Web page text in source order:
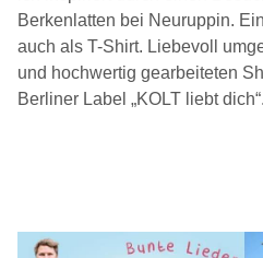
Berkenlatten bei Neuruppin.
auch als T-Shirt. Liebevoll
und hochwertig gearbeiteten
Berliner Label „KOLT liebt